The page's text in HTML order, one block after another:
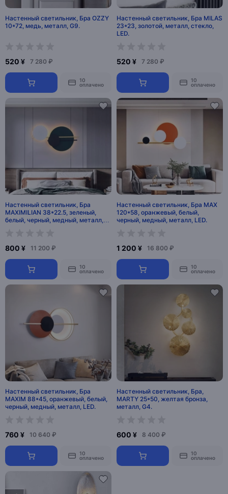
Настенный светильник, Бра OZZY
10*72, медь, металл, G9.
520 ¥ 7 280 ₽
10
оплачено
Настенный светильник, Бра MILAS
23*23, золотой, металл, стекло,
LED.
520 ¥ 7 280 ₽
10
оплачено
Настенный светильник, Бра
MAXIMILIAN 38*22.5, зеленый,
белый, черный, медный, металл,
800 ¥ 11 200 ₽
10
оплачено
Настенный светильник, Бра MAX
120*58, оранжевый, белый,
черный, медный, металл, LED.
1 200 ¥ 16 800 ₽
10
оплачено
Настенный светильник, Бра
MAXIM 88*45, оранжевый, белый,
черный, медный, металл, LED.
760 ¥ 10 640 ₽
10
оплачено
Настенный светильник, Бра,
MARTY 25*50, желтая бронза,
металл, G4.
600 ¥ 8 400 ₽
10
оплачено